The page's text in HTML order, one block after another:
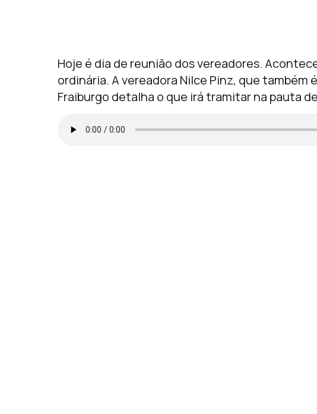
Hoje é dia de reunião dos vereadores.
ordinária. A vereadora Nilce Pinz, que
Fraiburgo detalha o que irá tramitar na pauta